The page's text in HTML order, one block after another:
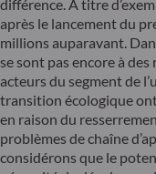
différence. A titre
après le lancement du
millions auparavant.
se sont pas encore à
acteurs du segment de
transition écologique
en raison du
problèmes de chaîne
considérons que le